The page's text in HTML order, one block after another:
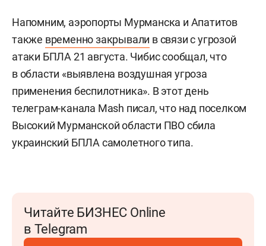
Напомним, аэропорты Мурманска и Апатитов
также временно закрывали в связи с угрозой
атаки БПЛА 21 августа. Чибис сообщал, что
в области «выявлена воздушная угроза
применения беспилотника». В этот день
телеграм-канала Mash писал, что над поселком
Высокий Мурманской области ПВО сбила
украинский БПЛА самолетного типа.
Читайте БИЗНЕС Online
в Telegram